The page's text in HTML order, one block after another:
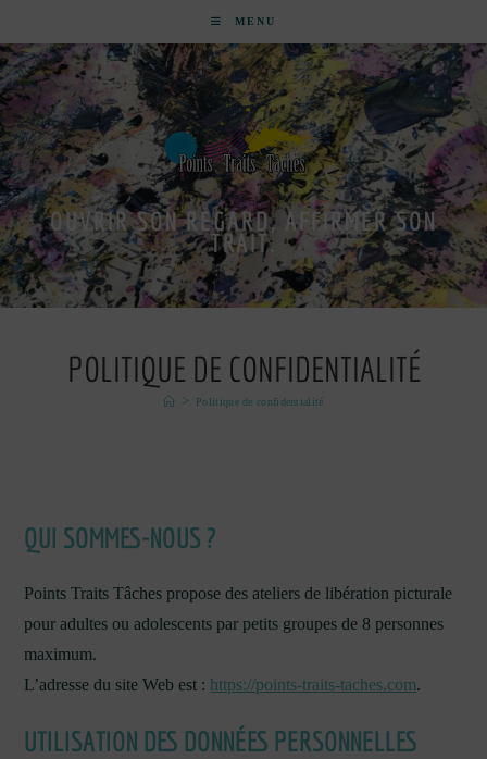
MENU
OUVRIR SON REGARD, AFFIRMER SON
TRAIT.
POLITIQUE DE CONFIDENTIALITÉ
> Politique de confidentialité
QUI SOMMES-NOUS ?
Points Traits Tâches propose des ateliers de libération picturale
pour adultes ou adolescents par petits groupes de 8 personnes
maximum.
L’adresse du site Web est : https://points-traits-taches.com.
UTILISATION DES DONNÉES PERSONNELLES